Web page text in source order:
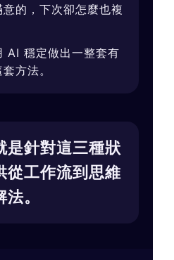
的，下次卻怎麼也複
AI 穩定做出一整套有
方法。
是針對這三種狀
從工作流到思維
。